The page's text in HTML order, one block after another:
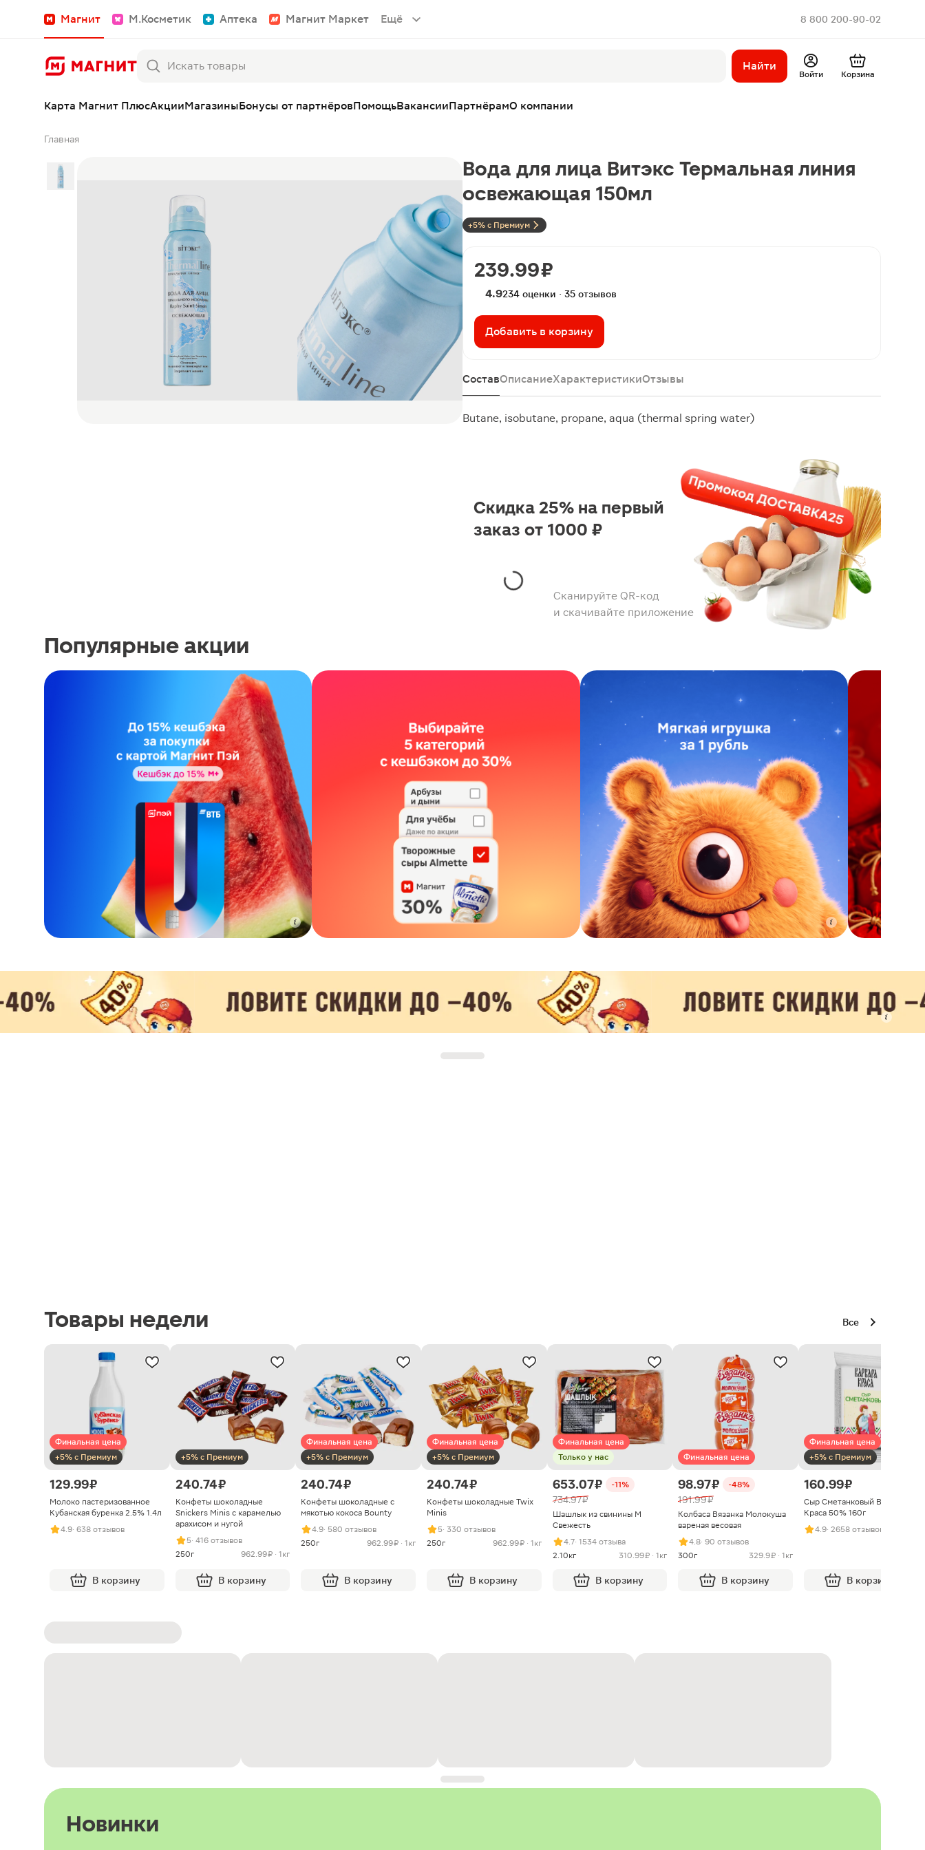
Магнит М.Косметик Аптека Магнит Маркет Ещё 8 800 200-90-02
Найти
Войти Корзина
Карта Магнит ПлюсАкцииМагазиныБонусы от партнёровПомощьВакансииПартнёрамО компании
Главная
+5% с Премиум
Вода для лица Витэкс Термальная линия
освежающая 150мл
239.99 ₽
4.9234 оценки · 35 отзывов
Добавить в корзину
СоставОписаниеХарактеристикиОтзывы
Butane, isobutane, propane, aqua (thermal spring water)
Сканируйте QR-код
и скачивайте приложение
Скидка 25% на первый
заказ от 1000 ₽
Популярные акции
Товары недели Все
Финальная цена
+5% с Премиум
129.99 ₽
Молоко пастеризованное
Кубанская буренка 2.5% 1.4л
4.9· 638 отзывов
В корзину
+5% с Премиум
240.74 ₽
Конфеты шоколадные
Snickers Minis с карамелью
арахисом и нугой
5· 416 отзывов
250г
962.99 ₽ · 1кг
В корзину
Финальная цена
+5% с Премиум
240.74 ₽
Конфеты шоколадные с
мякотью кокоса Bounty
4.9· 580 отзывов
250г
962.99 ₽ · 1кг
В корзину
Финальная цена
+5% с Премиум
240.74 ₽
Конфеты шоколадные Twix
Minis
5· 330 отзывов
250г
962.99 ₽ · 1кг
В корзину
Финальная цена
Только у нас
653.07 ₽ -11%
734.97 ₽
Шашлык из свинины М
Свежесть
4.7· 1534 отзыва
2.10кг
310.99 ₽ · 1кг
В корзину
Финальная цена
98.97 ₽ -48%
191.99 ₽
Колбаса Вязанка Молокуша
вареная весовая
4.8· 90 отзывов
300г
329.9 ₽ · 1кг
В корзину
Финальная цена
+5% с Премиум
160.99 ₽
Сыр Сметанковый Варвара
Краса 50% 160г
4.9· 2658 отзывов
В корзину
Новинки